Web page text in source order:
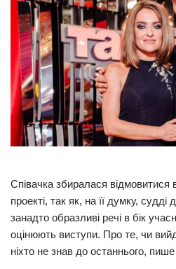
Політика
Світ
Цікаво
Наука
Технології
Історії
Привітання
Здоров’я
Події
Співачка збиралася відмовитися
проекті, так як, на її думку,
занадто образливі речі в бік
оцінюють виступи. Про те, чи
ніхто не знав до останнього,